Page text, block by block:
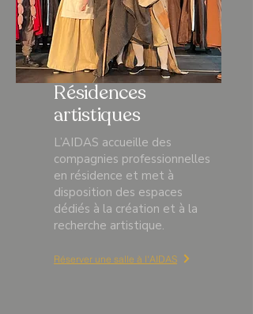
Résidences
artistiques
L’AIDAS accueille des
compagnies professionnelles
en résidence et met à
disposition des espaces
dédiés à la création et à la
recherche artistique.
Réserver une salle à l'AIDAS